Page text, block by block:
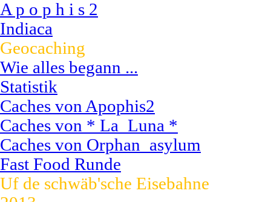
A p o p h i s 2
Indiaca
Geocaching
Wie alles begann ...
Statistik
Caches von Apophis2
Caches von * La_Luna *
Caches von Orphan_asylum
Fast Food Runde
Uf de schwäb'sche Eisebahne